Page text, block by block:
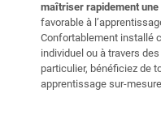
maîtriser rapidement une
favorable à
Confortablement installé
individuel ou à travers
particulier, bénéficiez de
apprentissage sur-